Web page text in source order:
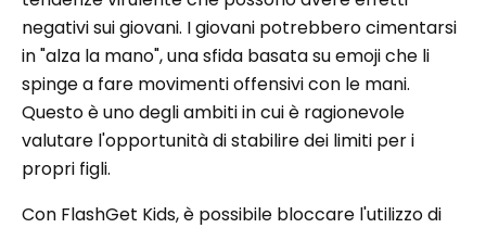
negativi sui giovani. I giovani potrebbero cimentarsi
in "alza la mano", una sfida basata su emoji che li
spinge a fare movimenti offensivi con le mani.
Questo è uno degli ambiti in cui è ragionevole
valutare l'opportunità di stabilire dei limiti per i
propri figli.
Con FlashGet Kids, è possibile bloccare l'utilizzo di